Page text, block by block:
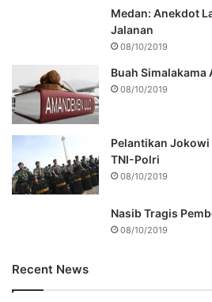
Medan: Anekdot
Jalanan
08/10/2019
Buah Simalakama
08/10/2019
Pelantikan Jokowi
TNI-Polri
08/10/2019
Nasib Tragis
08/10/2019
Recent News